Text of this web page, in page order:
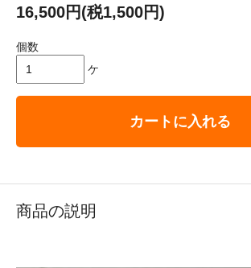
16,500円(税1,500円)
個数
ケ
カートに入れる
商品の説明